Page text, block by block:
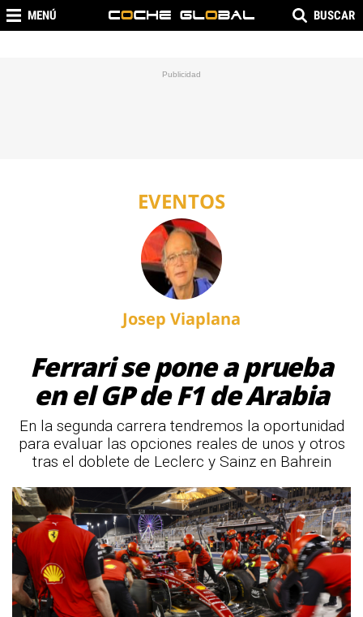
MENÚ BUSCAR
EVENTOS
Josep Viaplana
Ferrari se pone a prueba
en el GP de F1 de Arabia
En la segunda carrera tendremos la oportunidad
para evaluar las opciones reales de unos y otros
tras el doblete de Leclerc y Sainz en Bahrein